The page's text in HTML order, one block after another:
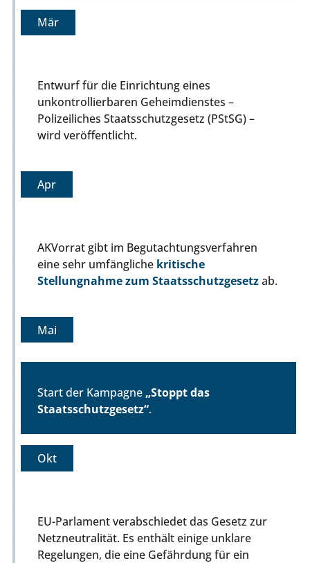
Mär
Entwurf für die Einrichtung eines
unkontrollierbaren Geheimdienstes –
Polizeiliches Staatsschutzgesetz (PStSG) –
wird veröffentlicht.
Apr
AKVorrat gibt im Begutachtungsverfahren
eine sehr umfängliche kritische
Stellungnahme zum Staatsschutzgesetzab.
Mai
Start der Kampagne„Stoppt das
Staatsschutzgesetz“.
Okt
EU-Parlament verabschiedet das Gesetz zur
Netzneutralität. Es enthält einige unklare
Regelungen, die eine Gefährdung für ein